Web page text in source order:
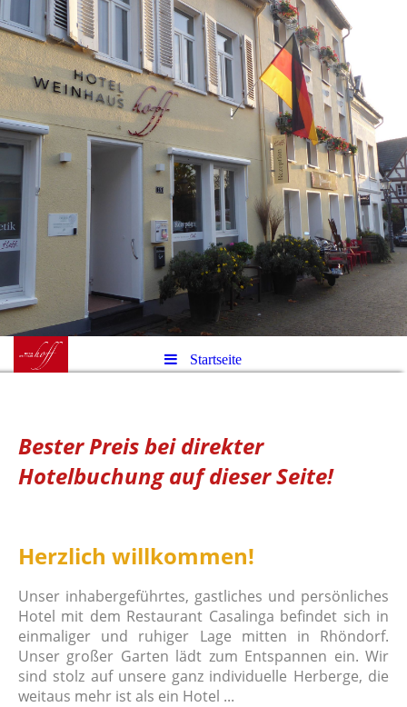
Startseite
Bester Preis bei direkter
Hotelbuchung auf dieser Seite!
Herzlich willkommen!
Unser inhabergeführtes, gastliches und persönliches
Hotel mit dem Restaurant Casalinga befindet sich in
einmaliger und ruhiger Lage mitten in Rhöndorf.
Unser großer Garten lädt zum Entspannen ein. Wir
sind stolz auf unsere ganz individuelle Herberge, die
weitaus mehr ist als ein Hotel ...